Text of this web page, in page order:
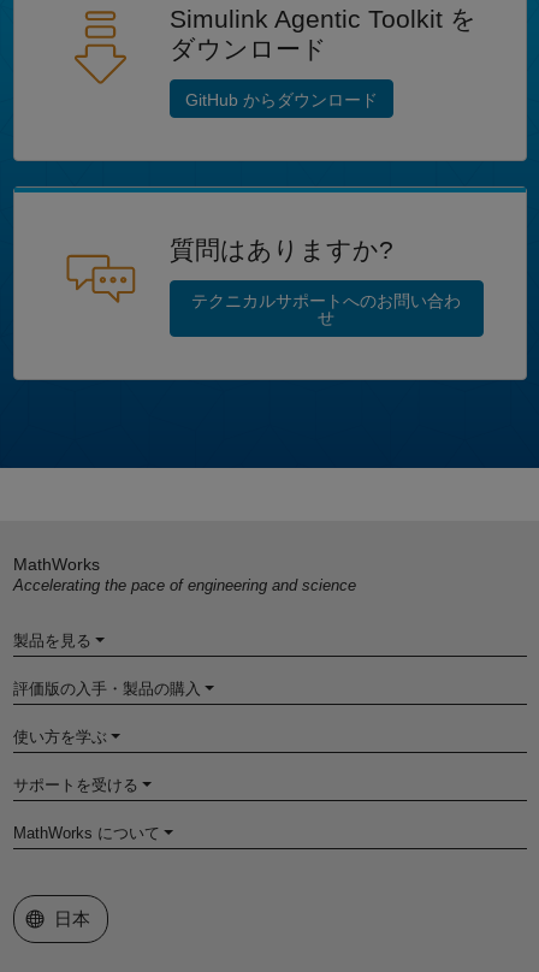
Simulink Agentic Toolkit を
ダウンロード
GitHub からダウンロード
質問はありますか?
テクニカルサポートへのお問い合わ
せ
MathWorks
Accelerating the pace of engineering and science
製品を見る
評価版の入手・製品の購入
使い方を学ぶ
サポートを受ける
MathWorks について
Web サイトの選択
日本